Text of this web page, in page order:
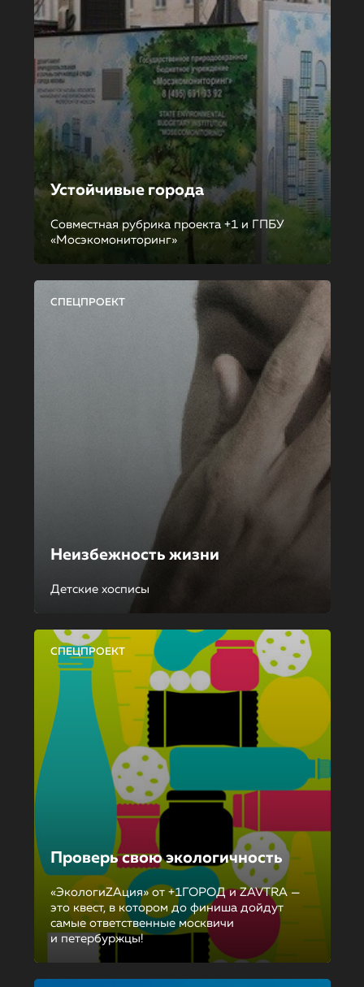
Устойчивые города
Совместная рубрика проекта +1 и ГПБУ
«Мосэкомониторинг»
СПЕЦПРОЕКТ
Неизбежность жизни
Детские хосписы
СПЕЦПРОЕКТ
Проверь свою экологичность
«ЭкологиZAция» от +1ГОРОД и ZAVTRA —
это квест, в котором до финиша дойдут
самые ответственные москвичи
и петербуржцы!